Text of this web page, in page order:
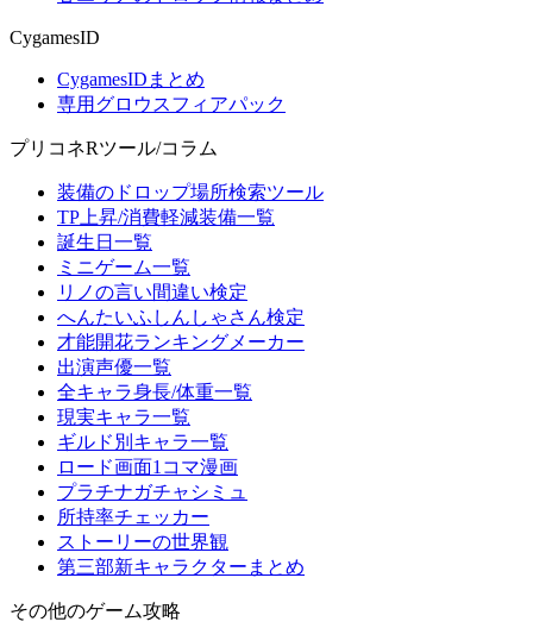
CygamesID
CygamesIDまとめ
専用グロウスフィアパック
プリコネRツール/コラム
装備のドロップ場所検索ツール
TP上昇/消費軽減装備一覧
誕生日一覧
ミニゲーム一覧
リノの言い間違い検定
へんたいふしんしゃさん検定
才能開花ランキングメーカー
出演声優一覧
全キャラ身長/体重一覧
現実キャラ一覧
ギルド別キャラ一覧
ロード画面1コマ漫画
プラチナガチャシミュ
所持率チェッカー
ストーリーの世界観
第三部新キャラクターまとめ
その他のゲーム攻略